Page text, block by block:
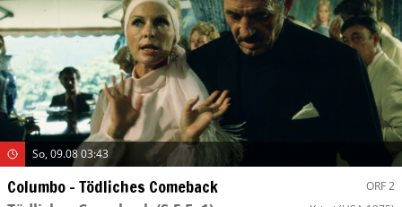
So, 09.08 03:43
Columbo – Tödliches Comeback ORF 2